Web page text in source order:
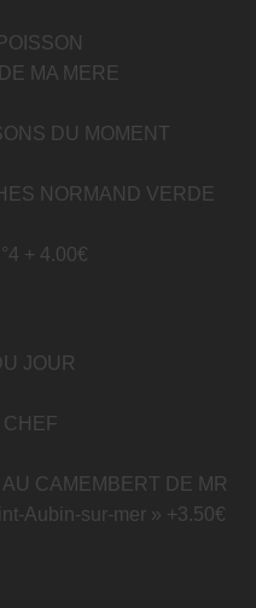
MA MERE
DU MOMENT
NORMAND VERDE
+ 4.00€
JOUR
CHEF
CAMEMBERT DE MR
Aubin-sur-mer » +3.50€